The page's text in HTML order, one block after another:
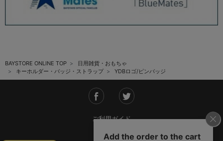
BAYSTORE ONLINE TOP
日用雑貨・おもちゃ
キーホルダー・バッジ・ストラップ
YDBロゴ/ピンバッジ
ご利用ガイド
会社概要